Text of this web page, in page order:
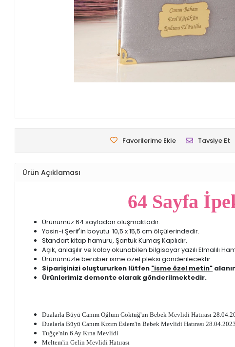
Favorilerime Ekle Tavsiye Et
Ürün Açıklaması
64 Sayfa
Ürünümüz 64 sayfadan oluşmaktadır.
Yasin-i Şerif'in boyutu 10,5 x 15,5 cm ölçülerindedir.
Standart kitap hamuru, Şantuk Kumaş Kaplıdır,
Açık, anlaşılır ve kolay okunabilen bilgisayar yazılı Elmalılı
Ürünümüzle beraber isme özel pleksi gönderilecektir.
Siparişinizi oluştururken lütfen "isme özel metin"
Ürünlerimiz demonte olarak gönderilmektedir.
Dualarla Büyü Canım Oğlum Göktuğ'un Bebek Mevlidi Hatırası
Dualarla Büyü Canım Kızım Eslem'in Bebek Mevlidi Hatırası 28.04.2023
Tuğçe'nin 6 Ay Kına Mevlidi
Meltem'in Gelin Mevlidi Hatırası